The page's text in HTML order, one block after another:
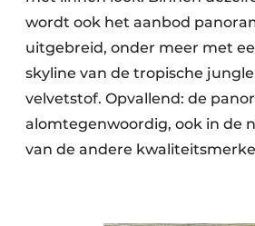
wordt ook het aanbod
uitgebreid, onder meer met
skyline van de tropische
velvetstof. Opvallend: de
alomtegenwoordig, ook in de
van de andere